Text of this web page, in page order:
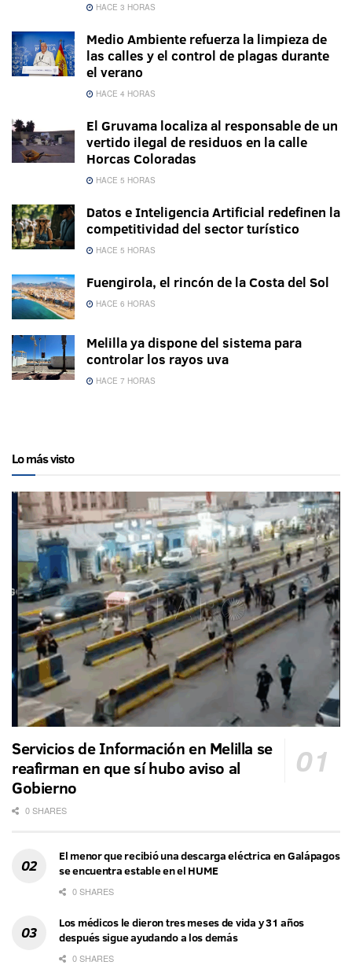
HACE 3 HORAS
Medio Ambiente refuerza la limpieza de
las calles y el control de plagas durante
el verano
HACE 4 HORAS
El Gruvama localiza al responsable de un
vertido ilegal de residuos en la calle
Horcas Coloradas
HACE 5 HORAS
Datos e Inteligencia Artificial redefinen la
competitividad del sector turístico
HACE 5 HORAS
Fuengirola, el rincón de la Costa del Sol
HACE 6 HORAS
Melilla ya dispone del sistema para
controlar los rayos uva
HACE 7 HORAS
Lo más visto
Servicios de Información en Melilla se
reafirman en que sí hubo aviso al
Gobierno
0 SHARES
El menor que recibió una descarga eléctrica en Galápagos
se encuentra estable en el HUME
0 SHARES
Los médicos le dieron tres meses de vida y 31 años
después sigue ayudando a los demás
0 SHARES